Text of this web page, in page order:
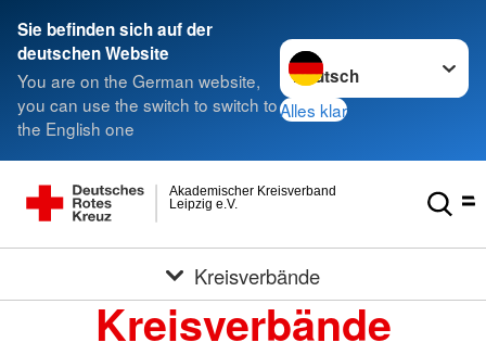
Sie befinden sich auf der
deutschen Website
You are on the German website,
you can use the switch to switch to
the English one
Sprache wechseln zu
Alles klar
Leipzig e.V.
Akademischer Kreisverband
Kreisverbände
Kreisverbände